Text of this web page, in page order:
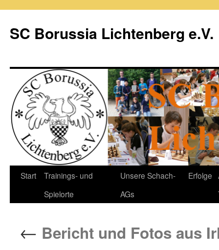
springen
SC Borussia Lichtenberg e.V.
Start
Trainings- und
Spielorte
Unsere Schach-
AGs
Erfolge
← Bericht und Fotos aus